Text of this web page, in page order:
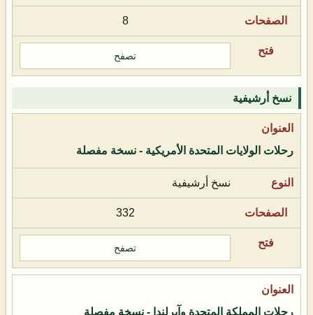
8
تصفح
نسخ أرشيفية
رحلات الولايات المتحدة الأمريكية - نسخة مفصلة
نسخ أرشيفية
332
تصفح
رحلات المملكة المتحدة وآيرلندا - نسخة مفصلة